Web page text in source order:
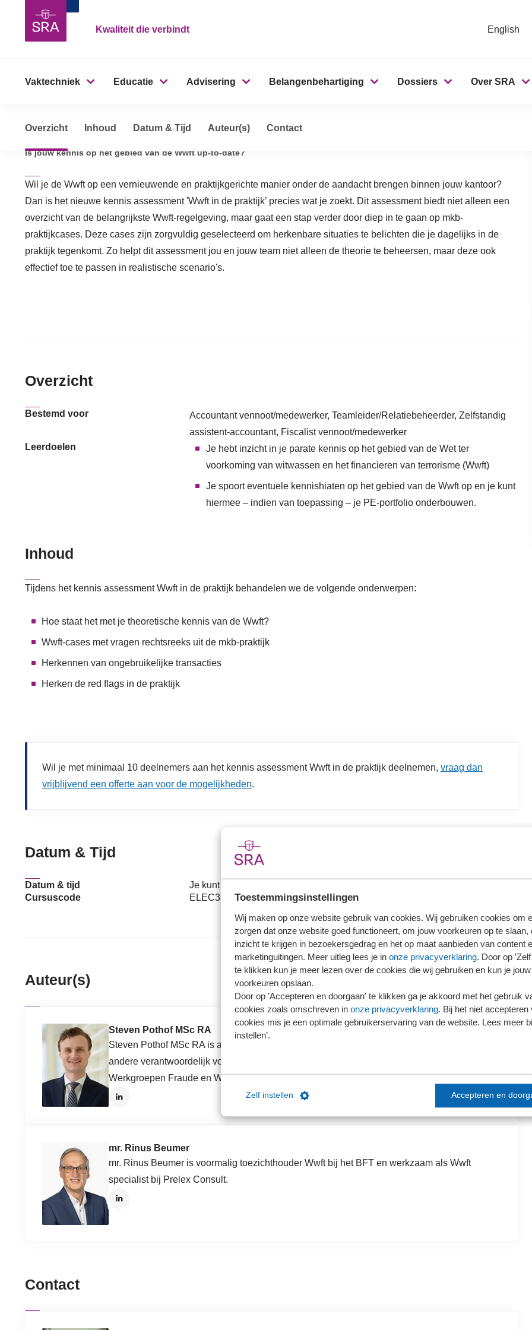
Toestemmingsinstellingen
Wij maken op onze website gebruik van cookies. Wij gebruiken cookies om
zorgen dat onze website goed functioneert, om jouw voorkeuren op te slaan,
inzicht te krijgen in bezoekersgedrag en het op maat aanbieden van content
marketinguitingen. Meer uitleg lees je in onze privacyverklaring. Door op ’Zelf
te klikken kun je meer lezen over de cookies die wij gebruiken en kun je jouw
voorkeuren opslaan.
Door op ’Accepteren en doorgaan' te klikken ga je akkoord met het gebruik
cookies zoals omschreven in onze privacyverklaring. Bij het niet accepteren
cookies mis je een optimale gebruikerservaring van de website. Lees meer
instellen’.
Zelf instellen Accepteren en
Kwaliteit die verbindt English
Vaktechniek Educatie Advisering Belangenbehartiging Dossiers Over SRA
Opleidingen, cursussen & trainingen Kennis assessment Wwft in de praktijk
Kennis assessment Wwft in de praktijk
Is jouw kennis op het gebied van de Wwft up-to-date?
Wil je de Wwft op een vernieuwende en praktijkgerichte manier onder de aandacht brengen binnen jouw kantoor?
Dan is het nieuwe kennis assessment 'Wwft in de praktijk’ precies wat je zoekt. Dit assessment biedt niet alleen een
overzicht van de belangrijkste Wwft-regelgeving, maar gaat een stap verder door diep in te gaan op mkb-
praktijkcases. Deze cases zijn zorgvuldig geselecteerd om herkenbare situaties te belichten die je dagelijks in de
praktijk tegenkomt. Zo helpt dit assessment jou en jouw team niet alleen de theorie te beheersen, maar deze ook
effectief toe te passen in realistische scenario's.
Overzicht Inhoud Datum & Tijd Auteur(s) Contact
Overzicht
Bestemd voor
Accountant vennoot/medewerker, Teamleider/Relatiebeheerder, Zelfstandig
assistent-accountant, Fiscalist vennoot/medewerker
Leerdoelen
Je hebt inzicht in je parate kennis op het gebied van de Wet ter
voorkoming van witwassen en het financieren van terrorisme (Wwft)
Je spoort eventuele kennishiaten op het gebied van de Wwft op en je kunt
hiermee – indien van toepassing – je PE-portfolio onderbouwen.
Inhoud
Tijdens het kennis assessment Wwft in de praktijk behandelen we de volgende onderwerpen:
Hoe staat het met je theoretische kennis van de Wwft?
Wwft-cases met vragen rechtsreeks uit de mkb-praktijk
Herkennen van ongebruikelijke transacties
Herken de red flags in de praktijk
Wil je met minimaal 10 deelnemers aan het kennis assessment Wwft in de praktijk deelnemen, vraag dan
vrijblijvend een offerte aan voor de mogelijkheden.
Datum & Tijd
Datum & tijd
Je kunt je het hele jaar inschrijven voor het assessment
Cursuscode
ELEC38464
Auteur(s)
Steven Pothof MSc RA
Steven Pothof MSc RA is aspirant partner bij Qconcepts. Binnen Qconcepts is hij onder
andere verantwoordelijk voor het fraude programma en Wwft compliance. Steven is lid van de
Werkgroepen Fraude en Wwft van de NBA.
mr. Rinus Beumer
mr. Rinus Beumer is voormalig toezichthouder Wwft bij het BFT en werkzaam als Wwft
specialist bij Prelex Consult.
Contact